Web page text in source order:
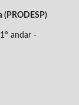
(PRODESP)
andar -